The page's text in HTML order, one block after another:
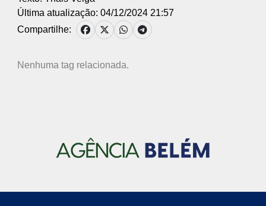
Última atualização: 04/12/2024 21:57
Compartilhe:
Nenhuma tag relacionada.